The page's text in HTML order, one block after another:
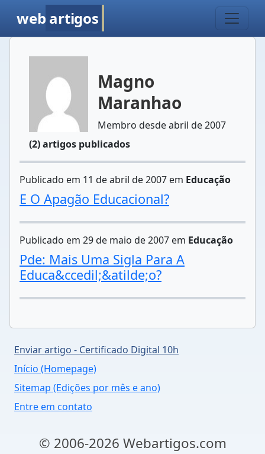
web artigos
Magno
Maranhao
Membro desde abril de 2007
(2) artigos publicados
Publicado em 11 de abril de 2007 em Educação
E O Apagão Educacional?
Publicado em 29 de maio de 2007 em Educação
Pde: Mais Uma Sigla Para A
Educa&ccedil;&atilde;o?
Enviar artigo - Certificado Digital 10h
Início (Homepage)
Sitemap (Edições por mês e ano)
Entre em contato
© 2006-2026 Webartigos.com